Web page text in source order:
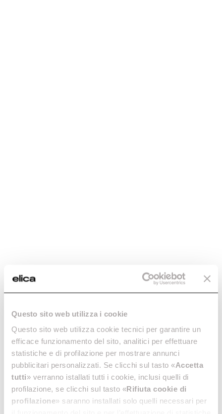
Questo sito web utilizza i cookie
Questo sito web utilizza cookie tecnici per garantire un
efficace funzionamento del sito, analitici per effettuare
statistiche e di profilazione per mostrare annunci
pubblicitari personalizzati. Se clicchi sul tasto «Accetta
tutti» verranno istallati tutti i cookie, inclusi quelli di
profilazione, se clicchi sul tasto «Rifiuta cookie di
profilazione» saranno installati solo quelli necessari per